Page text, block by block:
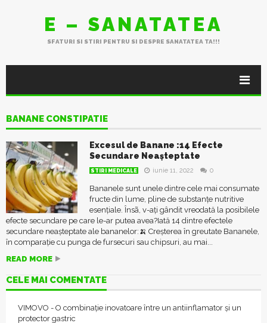
E – SANATATEA
SFATURI SI STIRI PENTRU SI DESPRE SANATATEA TA!!!
BANANE CONSTIPATIE
Excesul de Banane :14 Efecte
Secundare Neașteptate
STIRI MEDICALE iunie 11, 2022 0
Bananele sunt unele dintre cele mai consumate
fructe din lume, pline de substanțe nutritive
esențiale. Însã, v-ați gândit vreodată la posibilele
efecte secundare pe care le-ar putea avea?Iată 14 dintre efectele
secundare neașteptate ale bananelor:🍌 Creșterea în greutate Bananele,
în comparație cu punga de fursecuri sau chipsuri, au mai...
READ MORE
CELE MAI COMENTATE
VIMOVO - O combinație inovatoare între un antiinflamator și un
protector gastric